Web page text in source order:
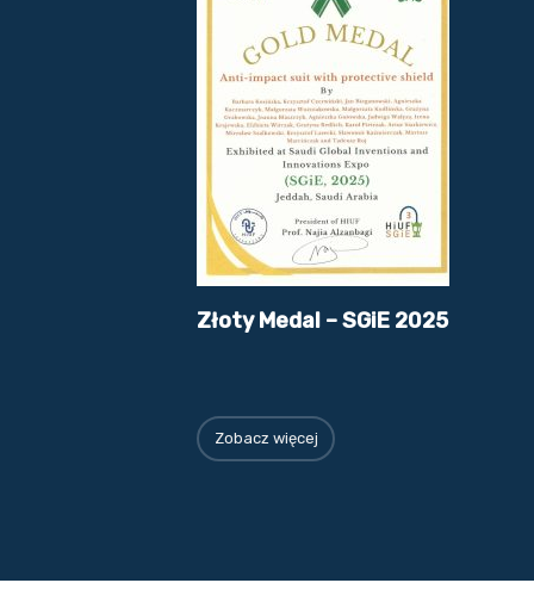
Złoty Medal – SGiE 2025
Zobacz więcej